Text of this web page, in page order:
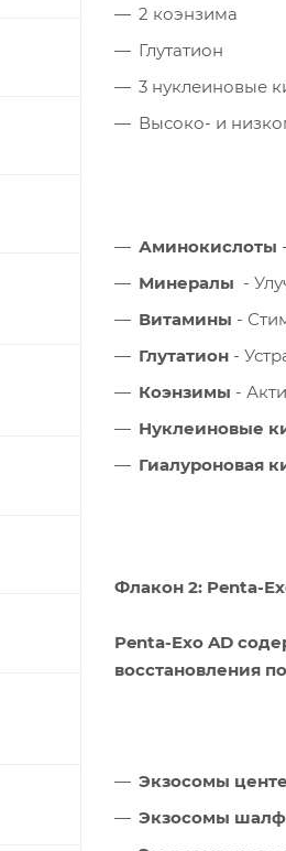
2 коэнзима
Глутатион
3 нуклеиновые
Высоко- и
Аминокислоты
Минералы -
Витамины -
Глутатион -
Коэнзимы -
Нуклеиновые
Гиалуроновая
Флакон 2: Penta-
Penta-Exo AD
восстановления
Экзосомы
Экзосомы